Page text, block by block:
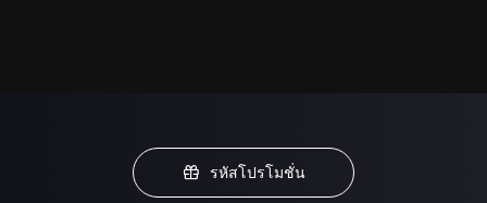
รหัสโปรโมชั่น